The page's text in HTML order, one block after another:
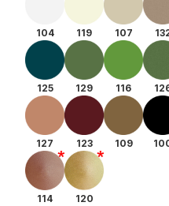
104 119 107
125 129 116
127 123 109
114 120